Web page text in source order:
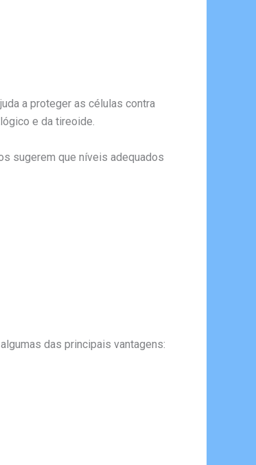
a proteger as células contra
e da tireoide.
sugerem que níveis adequados
das principais vantagens: